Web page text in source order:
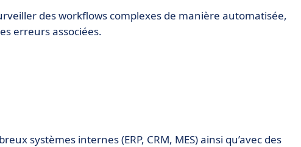
des workflows complexes de manière automatisée,
erreurs associées.
systèmes internes (ERP, CRM, MES) ainsi qu’avec des